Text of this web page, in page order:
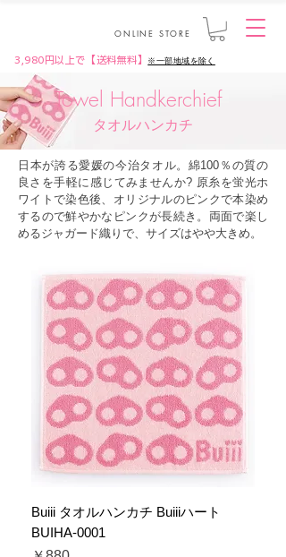
ONLINE STORE
3,980円以上で【送料無料】 ※一部地域を除く
Towel Handkerchief
タオルハンカチ
日本が誇る愛媛の今治タオル。綿100％の質の
良さを手軽に感じてみませんか? 原糸を蛍光ホ
ワイトで染色後、オリジナルのピンクで本染め
するので鮮やかなピンクが長続き。両面で楽し
めるジャガード織りで、サイズはやや大きめ。
Buiii タオルハンカチ Buiiiハート
BUIHA-0001